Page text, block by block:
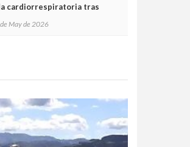
cardiorrespiratoria tras
May de 2026